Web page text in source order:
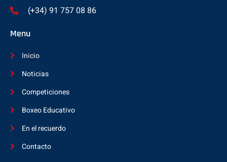
(+34) 91 757 08 86
Menu
Inicio
Noticias
Competiciones
Boxeo Educativo
En el recuerdo
Contacto